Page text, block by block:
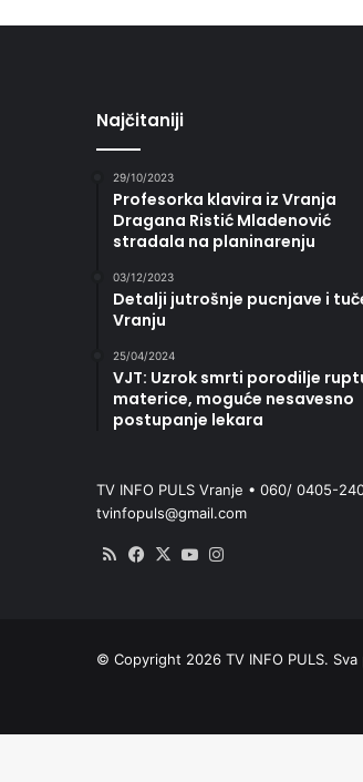
Najčitaniji
29/10/2023
Profesorka klavira iz Vranja
Dragana Ristić Mladenović
stradala na planinarenju
03/12/2023
Detalji jutrošnje pucnjave i
Vranju
25/04/2024
VJT: Uzrok smrti porodilje
materice, moguće nesavesno
postupanje lekara
TV INFO PULS Vranje • 060/ 0405-
tvinfopuls@gmail.com
RSS Facebook
X YouTube
© Copyright 2026 TV INFO PULS. Sva